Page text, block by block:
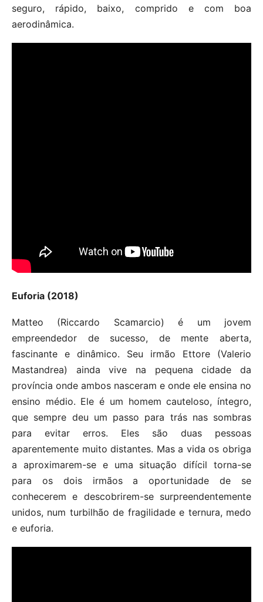
seguro, rápido, baixo, comprido e com boa
aerodinâmica.
Euforia (2018)
Matteo (Riccardo Scamarcio) é um jovem
empreendedor de sucesso, de mente aberta,
fascinante e dinâmico. Seu irmão Ettore (Valerio
Mastandrea) ainda vive na pequena cidade da
província onde ambos nasceram e onde ele ensina no
ensino médio. Ele é um homem cauteloso, íntegro,
que sempre deu um passo para trás nas sombras
para evitar erros. Eles são duas pessoas
aparentemente muito distantes. Mas a vida os obriga
a aproximarem-se e uma situação difícil torna-se
para os dois irmãos a oportunidade de se
conhecerem e descobrirem-se surpreendentemente
unidos, num turbilhão de fragilidade e ternura, medo
e euforia.